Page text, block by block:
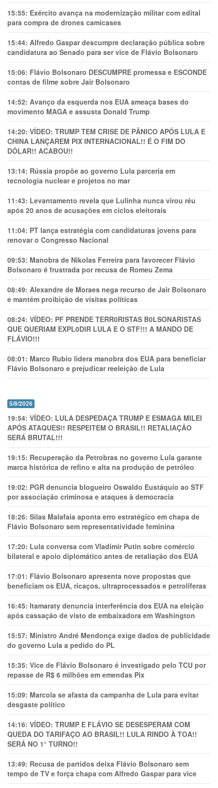
15:55: Exército avança na modernização militar com edital
para compra de drones camicases
15:44: Alfredo Gaspar descumpre declaração pública sobre
candidatura ao Senado para ser vice de Flávio Bolsonaro
15:06: Flávio Bolsonaro DESCUMPRE promessa e ESCONDE
contas de filme sobre Jair Bolsonaro
14:52: Avanço da esquerda nos EUA ameaça bases do
movimento MAGA e assusta Donald Trump
14:20: VÍDEO: TRUMP TEM CRlSE DE PÂNlCO APÓS LULA E
CHINA LANÇAREM PIX INTERNACIONAL!! É O FIM DO
DÓLAR!! ACABOU!!
13:14: Rússia propõe ao governo Lula parceria em
tecnologia nuclear e projetos no mar
11:43: Levantamento revela que Lulinha nunca virou réu
após 20 anos de acusações em ciclos eleitorais
11:04: PT lança estratégia com candidaturas jovens para
renovar o Congresso Nacional
09:53: Manobra de Nikolas Ferreira para favorecer Flávio
Bolsonaro é frustrada por recusa de Romeu Zema
08:49: Alexandre de Moraes nega recurso de Jair Bolsonaro
e mantém proibição de visitas políticas
08:24: VÍDEO: PF PRENDE TERR0RlSTAS B0LSONARlSTAS
QUE QUERIAM EXPL0DlR LULA E O STF!!! A MANDO DE
FLÁVIO!!!
08:01: Marco Rubio lidera manobra dos EUA para beneficiar
Flávio Bolsonaro e prejudicar reeleição de Lula
5/8/2026
19:54: VÍDEO: LULA DESPEDAÇA TRUMP E ESMAGA MILEI
APÓS ATAQUES!! RESPEITEM O BRASIL!! RETALIAÇÃO
SERÁ BRUTAL!!!
19:15: Recuperação da Petrobras no governo Lula garante
marca histórica de refino e alta na produção de petróleo
19:02: PGR denuncia blogueiro Oswaldo Eustáquio ao STF
por associação criminosa e ataques à democracia
18:26: Silas Malafaia aponta erro estratégico em chapa de
Flávio Bolsonaro sem representatividade feminina
17:20: Lula conversa com Vladimir Putin sobre comércio
bilateral e apoio diplomático antes de retaliação dos EUA
17:01: Flávio Bolsonaro apresenta nove propostas que
beneficiam os EUA, ricaços, ultraprocessados e petrolíferas
16:45: Itamaraty denuncia interferência dos EUA na eleição
após cassação de visto de embaixadora em Washington
15:57: Ministro André Mendonça exige dados de publicidade
do governo Lula a pedido do PL
15:35: Vice de Flávio Bolsonaro é investigado pelo TCU por
repasse de R$ 6 milhões em emendas Pix
15:09: Marcola se afasta da campanha de Lula para evitar
desgaste político
14:16: VÍDEO: TRUMP E FLÁVIO SE DESESPERAM COM
QUEDA DO TARIFAÇO AO BRASIL!! LULA RINDO À TOA!!
SERÁ NO 1° TURNO!!
13:49: Recusa de partidos deixa Flávio Bolsonaro sem
tempo de TV e força chapa com Alfredo Gaspar para vice